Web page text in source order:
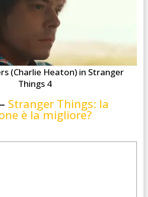
(Charlie Heaton) in Stranger
Things 4
Stranger Things: la
è la migliore?